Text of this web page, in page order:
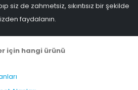
siz de zahmetsiz, sıkıntısız bir şekilde
faydalanın.
için hangi ürünü